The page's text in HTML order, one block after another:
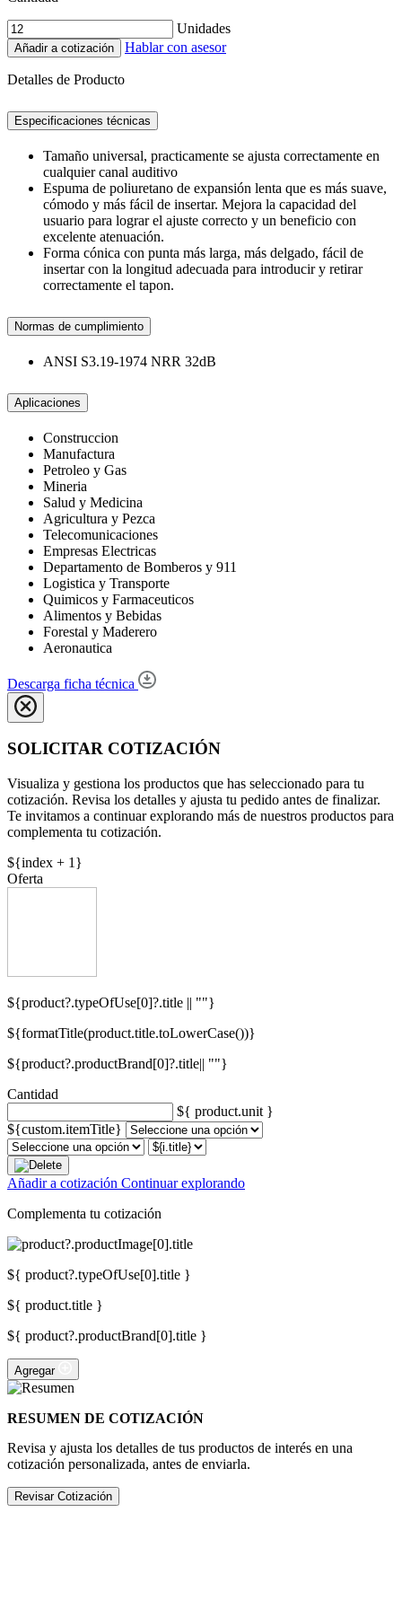
Unidades
Añadir a cotización Hablar con asesor
Detalles de Producto
Especificaciones técnicas
Tamaño universal, practicamente se ajusta correctamente en
cualquier canal auditivo
Espuma de poliuretano de expansión lenta que es más suave,
cómodo y más fácil de insertar. Mejora la capacidad del
usuario para lograr el ajuste correcto y un beneficio con
excelente atenuación.
Forma cónica con punta más larga, más delgado, fácil de
insertar con la longitud adecuada para introducir y retirar
correctamente el tapon.
Normas de cumplimiento
ANSI S3.19-1974 NRR 32dB
Aplicaciones
Construccion
Manufactura
Petroleo y Gas
Mineria
Salud y Medicina
Agricultura y Pezca
Telecomunicaciones
Empresas Electricas
Departamento de Bomberos y 911
Logistica y Transporte
Quimicos y Farmaceuticos
Alimentos y Bebidas
Forestal y Maderero
Aeronautica
Descarga ficha técnica
SOLICITAR COTIZACIÓN
Visualiza y gestiona los productos que has seleccionado para tu
cotización. Revisa los detalles y ajusta tu pedido antes de finalizar.
Te invitamos a continuar explorando más de nuestros productos para
complementa tu cotización.
${index + 1}
Oferta
${product?.typeOfUse[0]?.title || ""}
${formatTitle(product.title.toLowerCase())}
${product?.productBrand[0]?.title|| ""}
Cantidad
${ product.unit }
${custom.itemTitle}
Añadir a cotización Continuar explorando
Complementa tu cotización
${ product?.typeOfUse[0].title }
${ product.title }
${ product?.productBrand[0].title }
Agregar
RESUMEN DE COTIZACIÓN
Revisa y ajusta los detalles de tus productos de interés en una
cotización personalizada, antes de enviarla.
Revisar Cotización